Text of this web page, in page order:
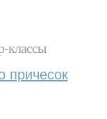
классы
причесок